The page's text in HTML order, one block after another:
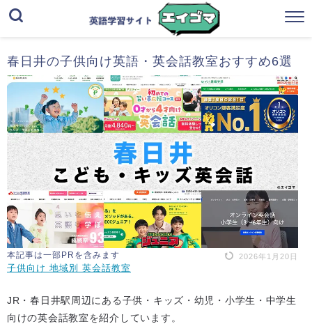
春日井の子供向け英語・英会話教室おすすめ6選
本記事は一部PRを含みます 2026年1月20日
子供向け 地域別 英会話教室
JR・春日井駅周辺にある子供・キッズ・幼児・小学生・中学生
向けの英会話教室を紹介しています。